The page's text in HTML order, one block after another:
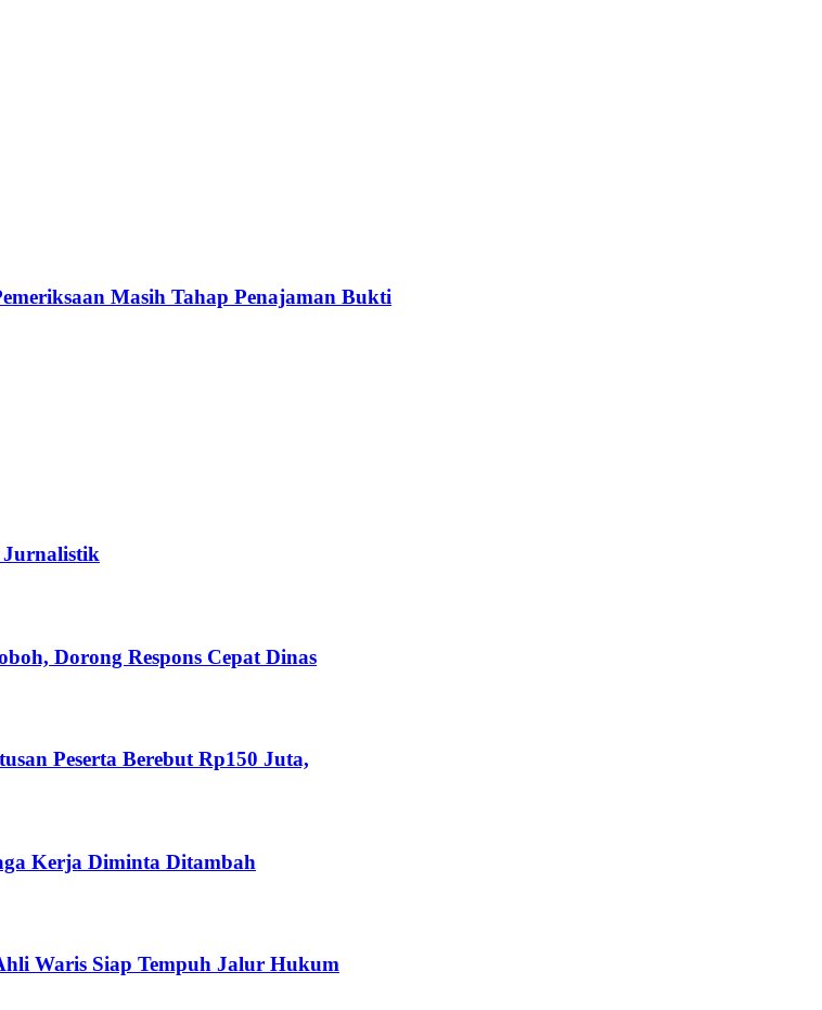
Masih Tahap Penajaman Bukti
Jurnalistik
Dorong Respons Cepat Dinas
Peserta Berebut Rp150 Juta,
Kerja Diminta Ditambah
Waris Siap Tempuh Jalur Hukum